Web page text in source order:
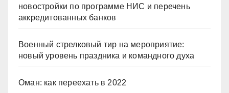
новостройки по программе НИС и перечень
аккредитованных банков
Военный стрелковый тир на мероприятие:
новый уровень праздника и командного духа
Оман: как переехать в 2022